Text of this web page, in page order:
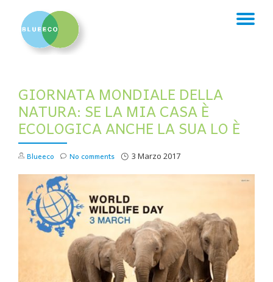
GIORNATA MONDIALE DELLA
NATURA: SE LA MIA CASA È
ECOLOGICA ANCHE LA SUA LO È
Blueeco 3 Marzo 2017
No comments